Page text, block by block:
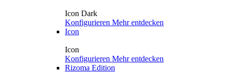
Icon Dark
Konfigurieren Mehr entdecken
Icon
Icon
Konfigurieren Mehr entdecken
Rizoma Edition